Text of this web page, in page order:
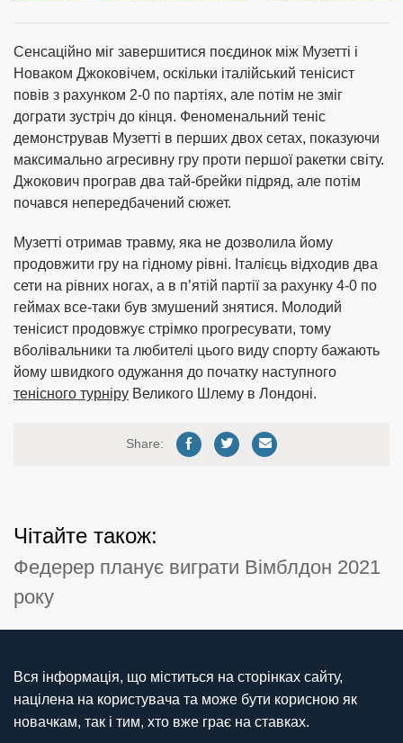
Сенсаційно міг завершитися поєдинок між Музетті і
Новаком Джоковічем, оскільки італійський тенісист
повів з рахунком 2-0 по партіях, але потім не зміг
дограти зустріч до кінця. Феноменальний теніс
демонстрував Музетті в перших двох сетах, показуючи
максимально агресивну гру проти першої ракетки світу.
Джокович програв два тай-брейки підряд, але потім
почався непередбачений сюжет.
Музетті отримав травму, яка не дозволила йому
продовжити гру на гідному рівні. Італієць відходив два
сети на рівних ногах, а в п’ятій партії за рахунку 4-0 по
геймах все-таки був змушений знятися. Молодий
тенісист продовжує стрімко прогресувати, тому
вболівальники та любителі цього виду спорту бажають
йому швидкого одужання до початку наступного
тенісного турніру Великого Шлему в Лондоні.
Share:
Чітайте також:
Федерер планує виграти Вімблдон 2021
року
Вся інформація, що міститься на сторінках сайту,
націлена на користувача та може бути корисною як
новачкам, так і тим, хто вже грає на ставках.